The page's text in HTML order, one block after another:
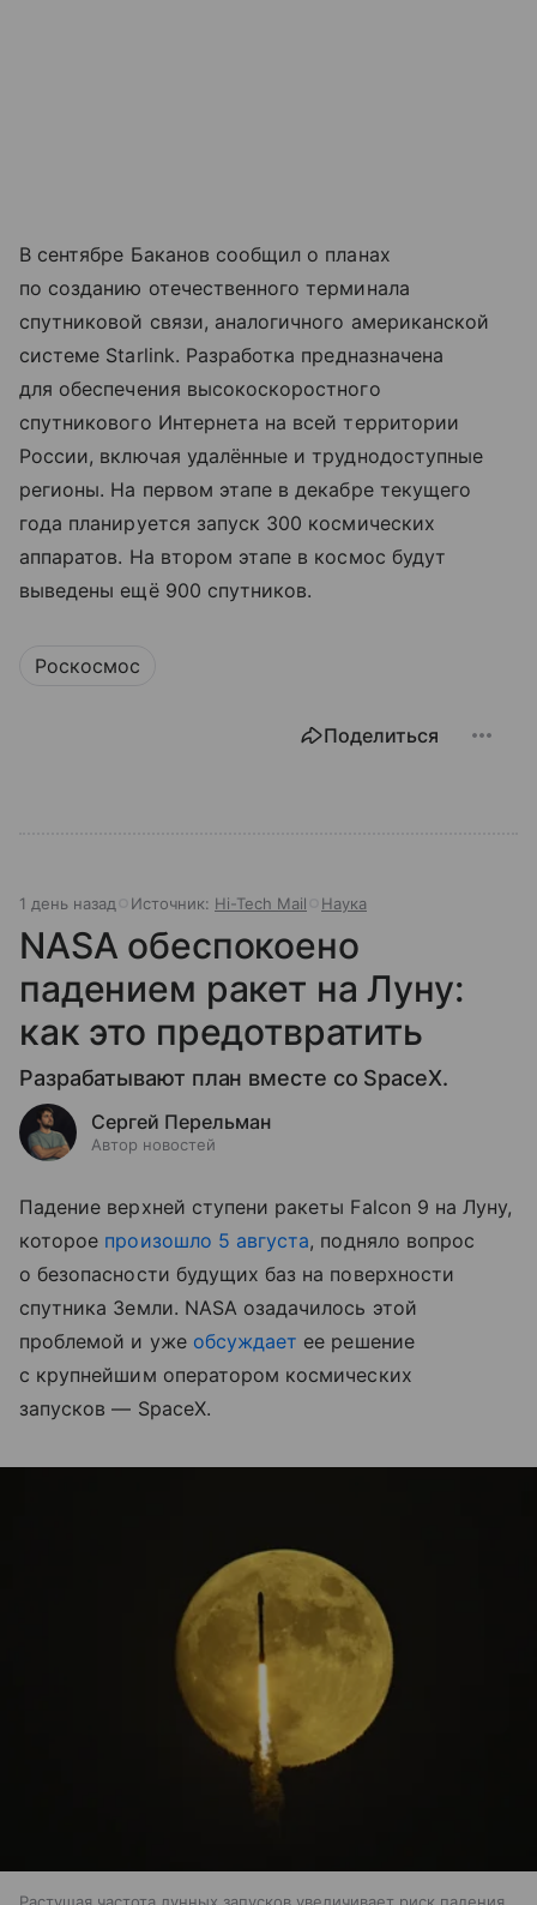
В сентябре Баканов сообщил о планах
по созданию отечественного терминала
спутниковой связи, аналогичного американской
системе Starlink. Разработка предназначена
для обеспечения высокоскоростного
спутникового Интернета на всей территории
России, включая удалённые и труднодоступные
регионы. На первом этапе в декабре текущего
года планируется запуск 300 космических
аппаратов. На втором этапе в космос будут
выведены ещё 900 спутников.
Роскосмос
Поделиться
1 день назад Источник: Hi-Tech Mail Наука
NASA обеспокоено
падением ракет на Луну:
как это предотвратить
Разрабатывают план вместе со SpaceX.
Сергей Перельман
Автор новостей
Падение верхней ступени ракеты Falcon 9 на Луну,
которое произошло 5 августа, подняло вопрос
о безопасности будущих баз на поверхности
спутника Земли. NASA озадачилось этой
проблемой и уже обсуждает ее решение
с крупнейшим оператором космических
запусков — SpaceX.